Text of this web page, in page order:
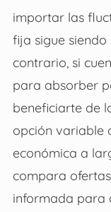
importar las
fija sigue siendo
contrario, si
para absorber
beneficiarte de
opción variable
económica a
compara
informada para